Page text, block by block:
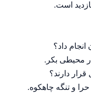
است.
داد؟
محیطی بکر.
دارند؟
و تنگه چاهکوه.